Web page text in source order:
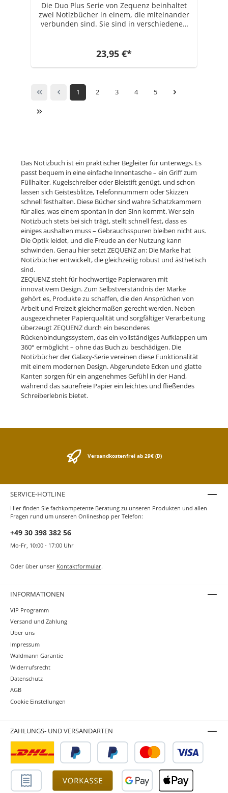
Die Duo Plus Serie von Zequenz beinhaltet
zwei Notizbücher in einem, die miteinander
verbunden sind. Sie sind in verschiedenen
die Maße 11 cm x 14.1 cm. Ausgestattet ist
es mit insgesamt 80 Blatt x 2 (320 Seiten) 70
Gramm Papier in Weiß. Wählbare Varianten:
ZEQUENZ mit einzigartigen und innovativen
Produkten für Büro- und Schreibwaren
erschaffen, einem führenden Unternehmen
hochwertigen Konstruktion, produzierte
ZEQUENZ seine erste Reihe von
persönlichen Notizbüchern in der
ikonischen und charakteristischen 360 °
Kollektion.
23,95 €*
1 2 3 4 5
Das Notizbuch ist ein praktischer Begleiter für unterwegs. Es
passt bequem in eine einfache Innentasche – ein Griff zum
Füllhalter, Kugelschreiber oder Bleistift genügt, und schon
lassen sich Geistesblitze, Telefonnummern oder Skizzen
schnell festhalten. Diese Bücher sind wahre Schatzkammern
für alles, was einem spontan in den Sinn kommt. Wer sein
Notizbuch stets bei sich trägt, stellt schnell fest, dass es
einiges aushalten muss – Gebrauchsspuren bleiben nicht aus.
Die Optik leidet, und die Freude an der Nutzung kann
schwinden. Genau hier setzt ZEQUENZ an: Die Marke hat
Notizbücher entwickelt, die gleichzeitig robust und ästhetisch
sind.
ZEQUENZ steht für hochwertige Papierwaren mit
innovativem Design. Zum Selbstverständnis der Marke
gehört es, Produkte zu schaffen, die den Ansprüchen von
Arbeit und Freizeit gleichermaßen gerecht werden. Neben
ausgezeichneter Papierqualität und sorgfältiger Verarbeitung
überzeugt ZEQUENZ durch ein besonderes
Rückenbindungssystem, das ein vollständiges Aufklappen um
360° ermöglicht – ohne das Buch zu beschädigen. Die
Notizbücher der Galaxy-Serie vereinen diese Funktionalität
mit einem modernen Design. Abgerundete Ecken und glatte
Kanten sorgen für ein angenehmes Gefühl in der Hand,
während das säurefreie Papier ein leichtes und fließendes
Schreiberlebnis bietet.
Versandkostenfrei ab 29€ (D)
SERVICE-HOTLINE
Hier finden Sie fachkompetente Beratung zu unseren Produkten und allen
Fragen rund um unseren Onlineshop per Telefon:
+49 30 398 382 56
Mo-Fr, 10:00 - 17:00 Uhr
Oder über unser Kontaktformular.
INFORMATIONEN
VIP Programm
Versand und Zahlung
Über uns
Impressum
Waldmann Garantie
Widerrufsrecht
Datenschutz
AGB
Cookie Einstellungen
ZAHLUNGS- UND VERSANDARTEN